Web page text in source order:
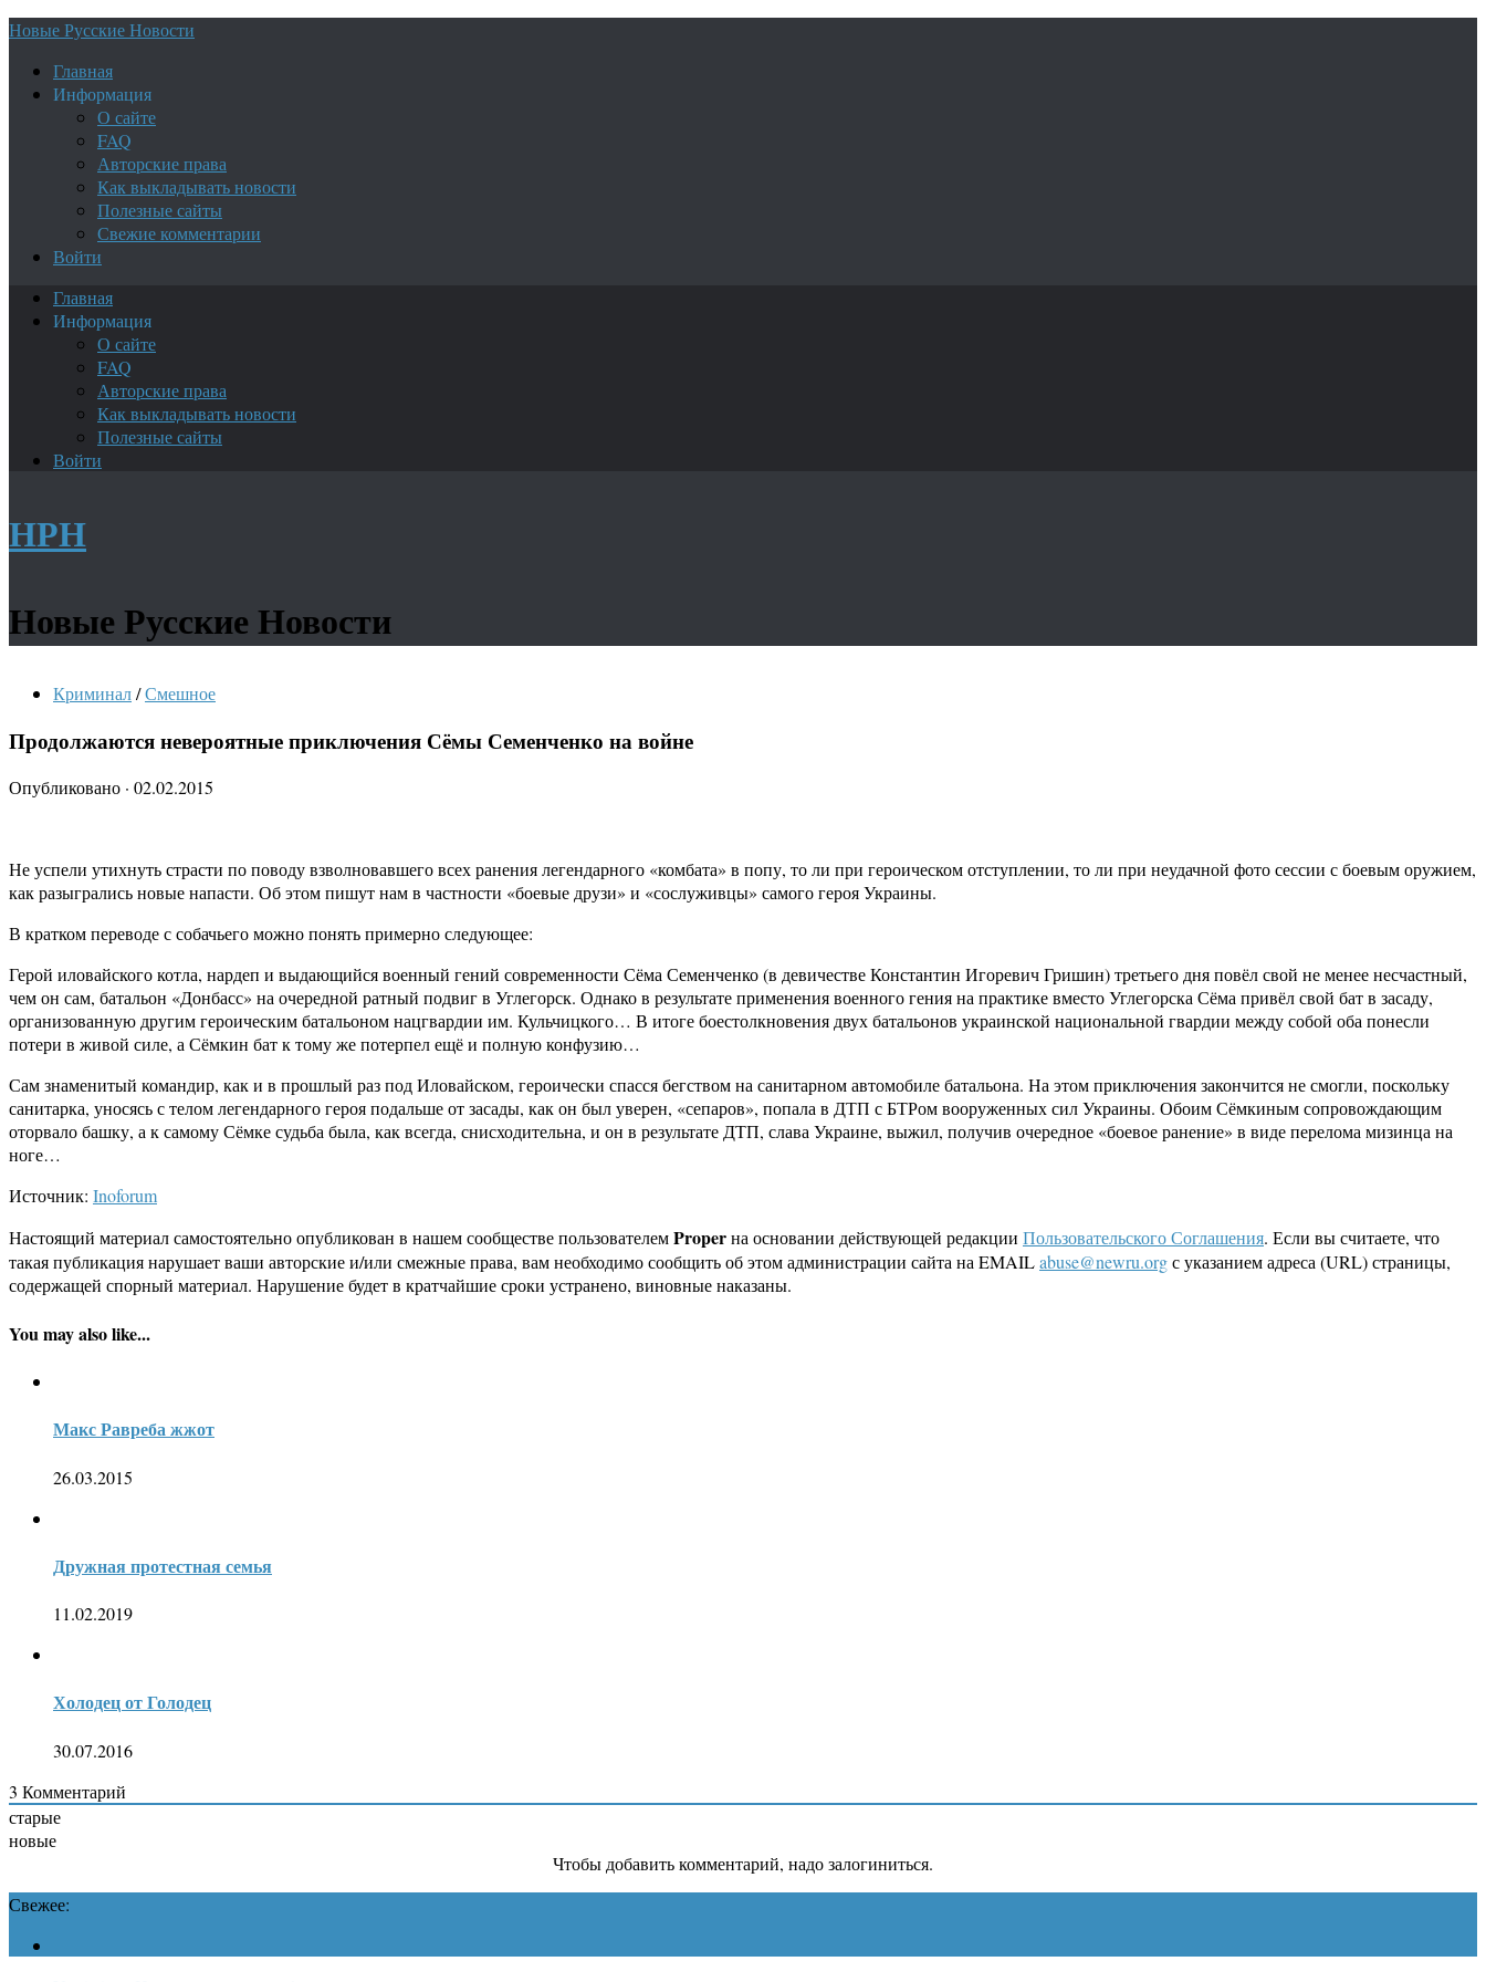
Новые Русские Новости
Главная
Информация
О сайте
FAQ
Авторские права
Как выкладывать новости
Полезные сайты
Свежие комментарии
Войти
Главная
Информация
О сайте
FAQ
Авторские права
Как выкладывать новости
Полезные сайты
Войти
НРН
Новые Русские Новости
Криминал/Смешное
Продолжаются невероятные приключения Сёмы Семенченко на войне
Опубликовано · 02.02.2015
Не успели утихнуть страсти по поводу взволновавшего всех ранения легендарного «комбата» в попу, то ли при героическом отступлении, то ли при неудачной фото сессии с боевым оружием,
как разыгрались новые напасти. Об этом пишут нам в частности «боевые друзи» и «сослуживцы» самого героя Украины.
В кратком переводе с собачьего можно понять примерно следующее:
Герой иловайского котла, нардеп и выдающийся военный гений современности Сёма Семенченко (в девичестве Константин Игоревич Гришин) третьего дня повёл свой не менее несчастный,
чем он сам, батальон «Донбасс» на очередной ратный подвиг в Углегорск. Однако в результате применения военного гения на практике вместо Углегорска Сёма привёл свой бат в засаду,
организованную другим героическим батальоном нацгвардии им. Кульчицкого… В итоге боестолкновения двух батальонов украинской национальной гвардии между собой оба понесли
потери в живой силе, а Сёмкин бат к тому же потерпел ещё и полную конфузию…
Сам знаменитый командир, как и в прошлый раз под Иловайском, героически спасся бегством на санитарном автомобиле батальона. На этом приключения закончится не смогли, поскольку
санитарка, уносясь с телом легендарного героя подальше от засады, как он был уверен, «сепаров», попала в ДТП с БТРом вооруженных сил Украины. Обоим Сёмкиным сопровождающим
оторвало башку, а к самому Сёмке судьба была, как всегда, снисходительна, и он в результате ДТП, слава Украине, выжил, получив очередное «боевое ранение» в виде перелома мизинца на
ноге…
Источник: Inoforum
Настоящий материал самостоятельно опубликован в нашем сообществе пользователемProperна основании действующей редакции Пользовательского Соглашения. Если вы считаете, что
такая публикация нарушает ваши авторские и/или смежные права, вам необходимо сообщить об этом администрации сайта на EMAILabuse@newru.orgс указанием адреса (URL) страницы,
содержащей спорный материал. Нарушение будет в кратчайшие сроки устранено, виновные наказаны.
You may also like...
Макс Равреба жжот
26.03.2015
Дружная протестная семья
11.02.2019
Холодец от Голодец
30.07.2016
3 Комментарий
старые
новые
Чтобы добавить комментарий, надо залогиниться.
Свежее: